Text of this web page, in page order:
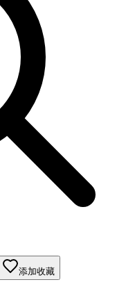
添加收藏